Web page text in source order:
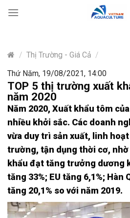
content
/ Thị Trường - Giá Cả /
Thứ Năm, 19/08/2021, 14:00
TOP 5 thị trường xuất
năm 2020
Năm 2020, Xuất khẩu tôm
nhiều khởi sắc. Các doanh
vừa duy trì sản xuất, linh
trường, tận dụng thời cơ,
khẩu đạt tăng trưởng dương
tăng 33%; EU tăng 6,1%; Hàn
tăng 20,1% so với năm 2019.